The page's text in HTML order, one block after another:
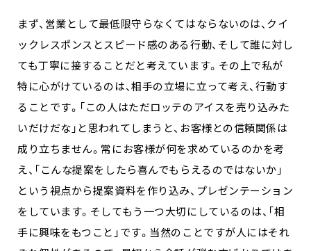
まず、営業として最低限守らなくてはならないのは、クイ
ックレスポンスとスピード感のある行動、そして誰に対し
ても丁寧に接することだと考えています。その上で私が
特に心がけているのは、相手の立場に立って考え、行動す
ることです。「この人はただロッテのアイスを売り込みた
いだけだな」と思われてしまうと、お客様との信頼関係は
成り立ちません。常にお客様が何を求めているのかを考
え、「こんな提案をしたら喜んでもらえるのではないか」
という視点から提案資料を作り込み、プレゼンテーション
をしています。そしてもう一つ大切にしているのは、「相
手に興味をもつこと」です。当然のことですが人にはそれ